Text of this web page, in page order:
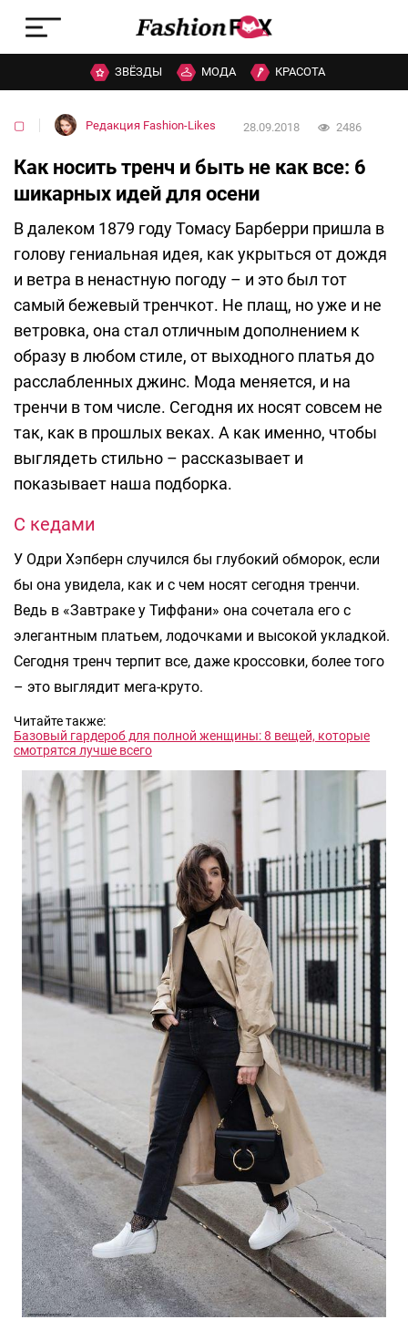
ЗВЁЗДЫ МОДА КРАСОТА
▢ Редакция Fashion-Likes 28.09.2018 2486
Как носить тренч и быть не как все: 6
шикарных идей для осени
В далеком 1879 году Томасу Барберри пришла в
голову гениальная идея, как укрыться от дождя
и ветра в ненастную погоду – и это был тот
самый бежевый тренчкот. Не плащ, но уже и не
ветровка, она стал отличным дополнением к
образу в любом стиле, от выходного платья до
расслабленных джинс. Мода меняется, и на
тренчи в том числе. Сегодня их носят совсем не
так, как в прошлых веках. А как именно, чтобы
выглядеть стильно – рассказывает и
показывает наша подборка.
С кедами
У Одри Хэпберн случился бы глубокий обморок, если
бы она увидела, как и с чем носят сегодня тренчи.
Ведь в «Завтраке у Тиффани» она сочетала его с
элегантным платьем, лодочками и высокой укладкой.
Сегодня тренч терпит все, даже кроссовки, более того
– это выглядит мега-круто.
Читайте также:
Базовый гардероб для полной женщины: 8 вещей, которые
смотрятся лучше всего